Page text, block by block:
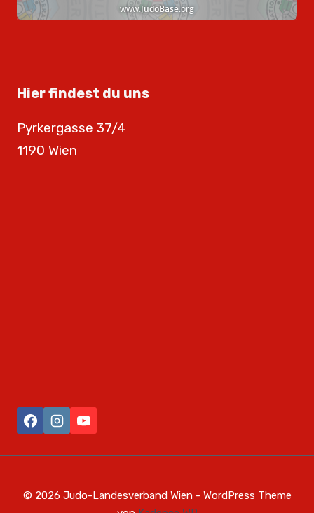
Hier findest du uns
Pyrkergasse 37/4
1190 Wien
© 2026 Judo-Landesverband Wien - WordPress Theme